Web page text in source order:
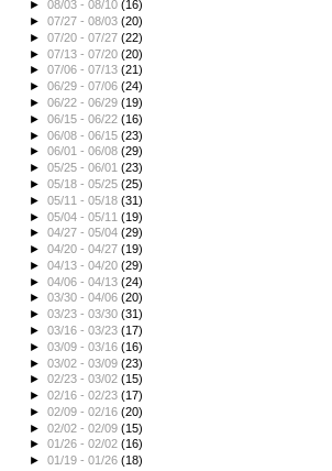
►08/03 - 08/10(16)
►07/27 - 08/03(20)
►07/20 - 07/27(22)
►07/13 - 07/20(20)
►07/06 - 07/13(21)
►06/29 - 07/06(24)
►06/22 - 06/29(19)
►06/15 - 06/22(16)
►06/08 - 06/15(23)
►06/01 - 06/08(29)
►05/25 - 06/01(23)
►05/18 - 05/25(25)
►05/11 - 05/18(31)
►05/04 - 05/11(19)
►04/27 - 05/04(29)
►04/20 - 04/27(19)
►04/13 - 04/20(29)
►04/06 - 04/13(24)
►03/30 - 04/06(20)
►03/23 - 03/30(31)
►03/16 - 03/23(17)
►03/09 - 03/16(16)
►03/02 - 03/09(23)
►02/23 - 03/02(15)
►02/16 - 02/23(17)
►02/09 - 02/16(20)
►02/02 - 02/09(15)
►01/26 - 02/02(16)
►01/19 - 01/26(18)